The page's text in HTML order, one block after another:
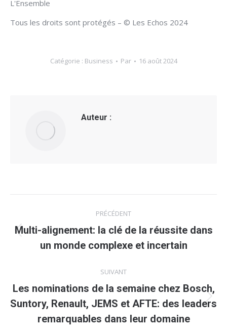
L'Ensemble
Tous les droits sont protégés – © Les Echos 2024
Catégorie : Business Par 16 août 2024
Auteur :
article
PRÉCÉDENT
Article
précédent
Multi-alignement: la clé de la réussite dans
un monde complexe et incertain
SUIVANT
Article
suivant
Les nominations de la semaine chez Bosch,
Suntory, Renault, JEMS et AFTE: des leaders
remarquables dans leur domaine